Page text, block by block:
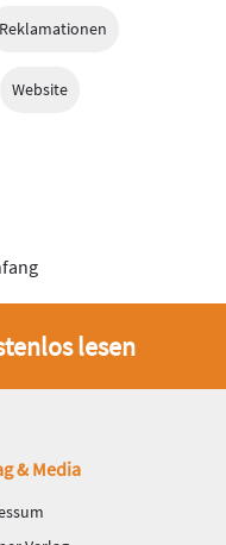
Reklamationen
Website
lesen
& Media